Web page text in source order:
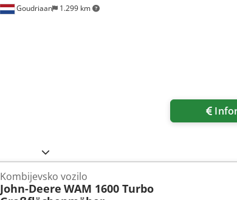
Goudriaan 1.299 km
Kombijevsko vozilo
John-Deere WAM 1600 Turbo